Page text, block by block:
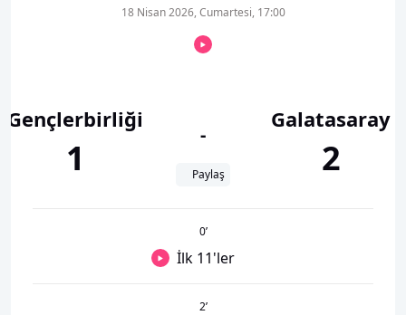
Gençlerbirliği
1
18 Nisan 2026, Cumartesi, 17:00
-
Paylaş
Galatasaray
2
0’
İlk 11'ler
2’